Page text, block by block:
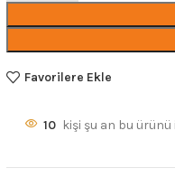
Favorilere Ekle
10 kişi şu an bu ürünü